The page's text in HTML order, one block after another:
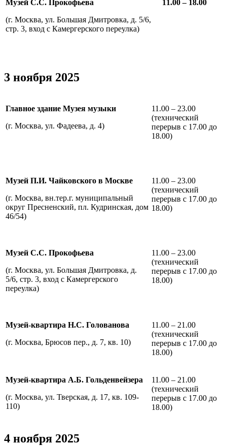
Музей С.С. Прокофьева
(г. Москва, ул. Большая Дмитровка, д. 5/6,
стр. 3, вход с Камергерского переулка)
11.00 – 18.00
3 ноября 2025
Главное здание Музея музыки
(г. Москва, ул. Фадеева, д. 4)
11.00 – 23.00
(технический
перерыв с 17.00 до
18.00)
Музей П.И. Чайковского в Москве
(г. Москва, вн.тер.г. муниципальный
округ Пресненский, пл. Кудринская, дом
46/54)
11.00 – 23.00
(технический
перерыв с 17.00 до
18.00)
Музей С.С. Прокофьева
(г. Москва, ул. Большая Дмитровка, д.
5/6, стр. 3, вход с Камергерского
переулка)
11.00 – 23.00
(технический
перерыв с 17.00 до
18.00)
Музей-квартира Н.С. Голованова
(г. Москва, Брюсов пер., д. 7, кв. 10)
11.00 – 21.00
(технический
перерыв с 17.00 до
18.00)
Музей-квартира А.Б. Гольденвейзера
(г. Москва, ул. Тверская, д. 17, кв. 109-
110)
11.00 – 21.00
(технический
перерыв с 17.00 до
18.00)
4 ноября 2025